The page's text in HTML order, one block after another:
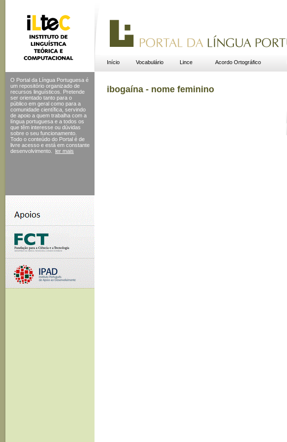
Início Vocabulário Lince Acordo Ortográfico
O Portal da Língua Portuguesa é
um repositório organizado de
recursos linguísticos. Pretende
ser orientado tanto para o
público em geral como para a
comunidade científica, servindo
de apoio a quem trabalha com a
língua portuguesa e a todos os
que têm interesse ou dúvidas
sobre o seu funcionamento.
Todo o conteúdo do Portal é de
livre acesso e está em constante
desenvolvimento.
ler mais
ibogaína - nome feminino